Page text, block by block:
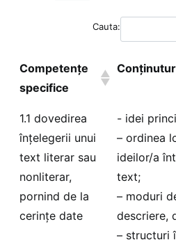
Cauta:
Competențe
specifice
1.1 dovedirea
înțelegerii unui
text literar sau
nonliterar,
pornind de la
cerințe date
- idei
– ordinea
ideilor/a
text;
– moduri
descriere,
– structuri